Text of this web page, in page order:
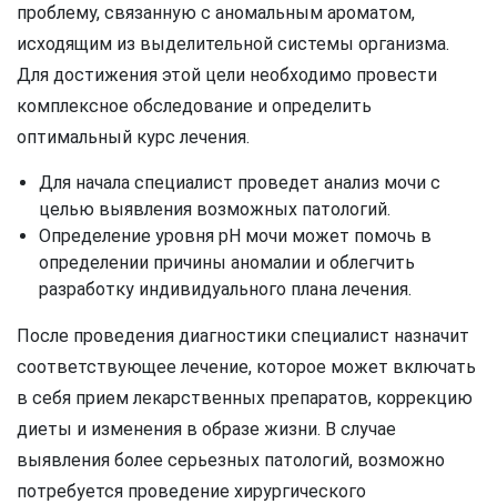
проблему, связанную с аномальным ароматом,
исходящим из выделительной системы организма.
Для достижения этой цели необходимо провести
комплексное обследование и определить
оптимальный курс лечения.
Для начала специалист проведет анализ мочи с
целью выявления возможных патологий.
Определение уровня pH мочи может помочь в
определении причины аномалии и облегчить
разработку индивидуального плана лечения.
После проведения диагностики специалист назначит
соответствующее лечение, которое может включать
в себя прием лекарственных препаратов, коррекцию
диеты и изменения в образе жизни. В случае
выявления более серьезных патологий, возможно
потребуется проведение хирургического